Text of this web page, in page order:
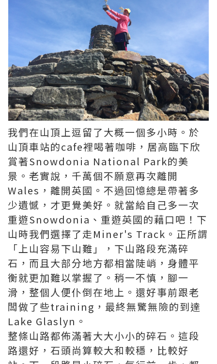
我們在山頂上逗留了大概一個多小時。於
山頂車站的cafe裡喝著咖啡，居高臨下欣
賞著Snowdonia National Park的美
景。老實說，千萬個不願意再次離開
Wales，離開英國。不過回憶總是帶著多
少遺憾，才更覺美好。就當給自己多一次
重遊Snowdonia、重遊英國的藉口吧！下
山時我們選擇了走Miner's Track。正所謂
「上山容易下山難」，下山路段充滿碎
石，而且大部分地方都相當陡峭，身體平
衡就更加難以掌握了。稍一不慎，腳一
滑，整個人便仆倒在地上。還好事前跟老
闆做了些training，最終無驚無險的到達
Lake Glaslyn。
整條山路都佈滿著大大小小的碎石。這段
路還好，石頭尚算較大和較穩，比較好